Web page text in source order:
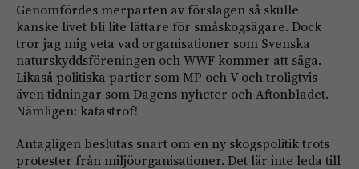
Genomfördes merparten av förslagen så skulle
kanske livet bli lite lättare för småskogsägare. Dock
tror jag mig veta vad organisationer som Svenska
naturskyddsföreningen och WWF kommer att säga.
Likaså politiska partier som MP och V och troligtvis
även tidningar som Dagens nyheter och Aftonbladet.
Nämligen: katastrof!
Antagligen beslutas snart om en ny skogspolitik trots
protester från miljöorganisationer. Det lär inte leda till